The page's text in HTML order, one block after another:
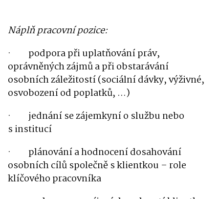
Náplň pracovní pozice:
·
podpora při uplatňování práv,
oprávněných zájmů a při obstarávání
osobních záležitostí (sociální dávky, výživné,
osvobození od poplatků, …)
·
jednání se zájemkyní o službu nebo
s institucí
·
plánování a hodnocení dosahování
osobních cílů společně s klientkou – role
klíčového pracovníka